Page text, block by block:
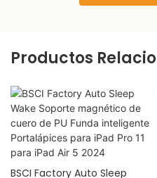
Productos
BSCI Factory Auto Sleep